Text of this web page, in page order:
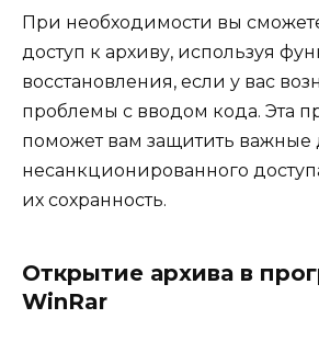
При необходимости вы
доступ к архиву, используя
восстановления, если у вас
проблемы с вводом кода. Эта
поможет вам защитить важные
несанкционированного
их сохранность.
Открытие архива в
WinRar